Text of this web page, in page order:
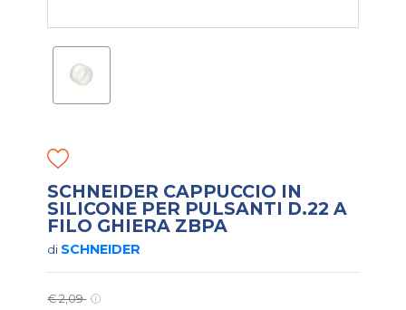
SCHNEIDER CAPPUCCIO IN
SILICONE PER PULSANTI D.22 A
FILO GHIERA ZBPA
di SCHNEIDER
€ 2,09